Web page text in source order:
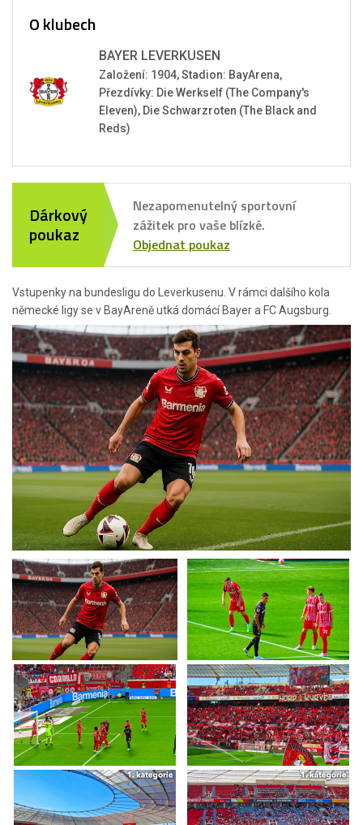
Vstupenky na bundesligu do Leverkusenu. V rámci dalšího kola
německé ligy se v BayAreně utká domácí Bayer a FC Augsburg.
O klubech
BAYER LEVERKUSEN
Založení: 1904, Stadion: BayArena,
Přezdívky: Die Werkself (The Company's
Eleven), Die Schwarzroten (The Black and
Reds)
Dárkový
poukaz
Nezapomenutelný sportovní
zážitek pro vaše blízké.
Objednat poukaz